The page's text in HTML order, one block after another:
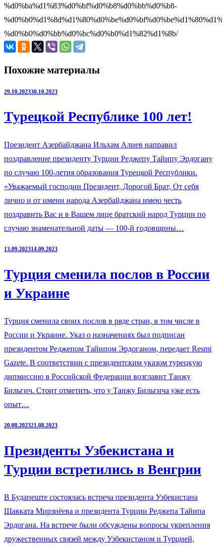
%d0%ba%d1%83%d0%bf%d0%b8%d0%bb%d0%b8-
%d0%b0%d0%bb%d0%bc%d0%b0%d1%82%d1%8b/
Похожие материалы
29.10.202330.10.2023
Турецкой Республике 100 лет!
Президент Азербайджана Ильхам Алиев направил
поздравление президенту Турции Реджепу Тайипу Эрдогану
по случаю 100-летия образования Турецкой Республики.
«Уважаемый господин Президент, Дорогой Брат, От себя
лично и от имени народа Азербайджана имею честь
поздравить Вас и в Вашем лице братский народ Турции по
случаю знаменательной даты — 100-й годовщины…
13.09.202314.09.2023
Турция сменила послов в России
и Украине
Турция сменила своих послов в ряде стран, в том числе в
России и Украине. Указ о назначениях был подписан
президентом Реджепом Тайипом Эрдоганом, передает Resmi
Gazete. В соответствии с президентским указом турецкую
дипмиссию в Российской Федерации возглавит Танжу
Бильгич. Стоит отметить, что у Танжу Бильгича уже есть
опыт…
20.08.202321.08.2023
Президенты Узбекистана и
Турции встретились в Венгрии
В Будапеште состоялась встреча президента Узбекистана
Шавката Мирзиёева и президента Турции Реджепа Тайипа
Эрдогана. На встрече были обсуждены вопросы укрепления
дружественных связей между Узбекистаном и Турцией,